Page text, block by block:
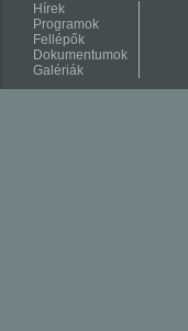
Hírek
Programok
Fellépők
Dokumentumok
Galériák